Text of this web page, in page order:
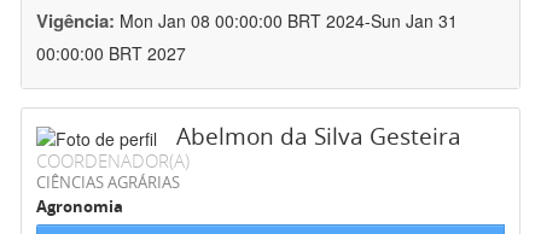
Vigência: Mon Jan 08 00:00:00 BRT 2024-Sun Jan 31
00:00:00 BRT 2027
Abelmon da Silva Gesteira
COORDENADOR(A)
CIÊNCIAS AGRÁRIAS
Agronomia